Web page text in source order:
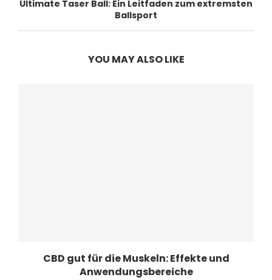
Ultimate Taser Ball: Ein Leitfaden zum extremsten
Ballsport
YOU MAY ALSO LIKE
CBD gut für die Muskeln: Effekte und
Anwendungsbereiche